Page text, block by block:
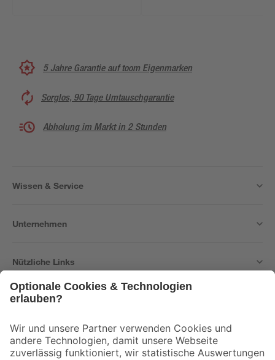
5 Jahre Garantie auf toom Eigenmarken
Sorglos, 90 Tage Umtauschgarantie
Abholung im Markt in 2 Stunden
Wissen & Service
Unternehmen
Nützliche Links
Der toom Newsletter: Keine Angebote und Aktionen mehr verpassen!
Zur Newsletter Anmeldung